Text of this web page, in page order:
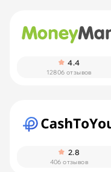
4.4
12806 отзывов
2.8
406 отзывов